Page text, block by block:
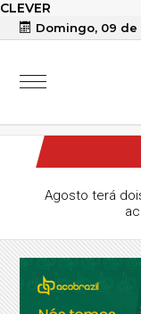
CLEVER
Domingo, 09
Agosto terá